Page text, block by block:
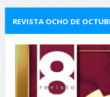
REVISTA OCHO DE